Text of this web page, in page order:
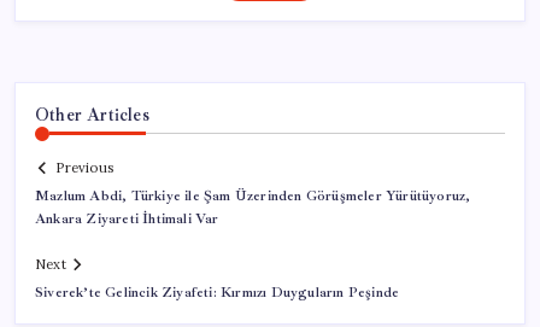
Other Articles
Previous
Mazlum Abdi, Türkiye ile Şam Üzerinden Görüşmeler Yürütüyoruz,
Ankara Ziyareti İhtimali Var
Next
Siverek’te Gelincik Ziyafeti: Kırmızı Duyguların Peşinde